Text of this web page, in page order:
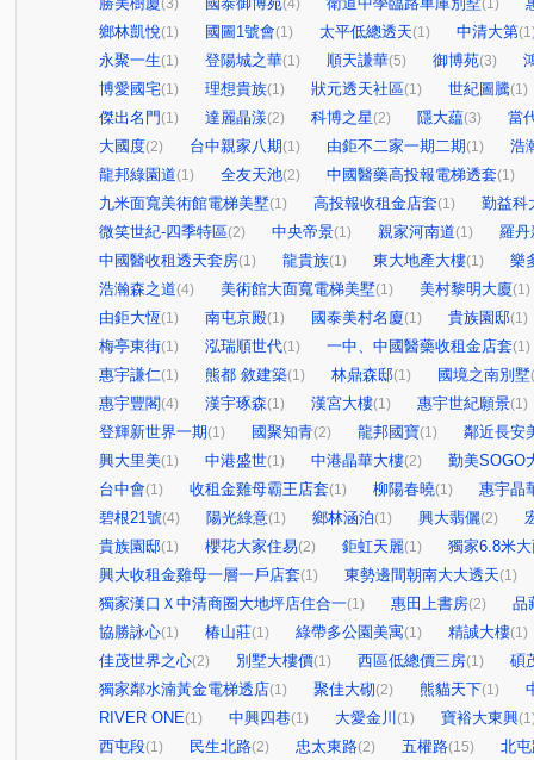
(3) (4) (1)
鄉林凱悅(1) 國圖1號會(1) 太平低總透天(1) 中清大第
永聚一生(1) 登陽城之華(1) 順天謙華(5) 御博苑(3)
博愛國宅(1) 理想貴族(1) 狀元透天社區(1) 世紀圖騰(1)
傑出名門 (1) 達麗晶漾(2) 科博之星(2) 隱大藴(3)
當
大國度(2) 台中親家八期(1) 由鉅不二家一期二期(1)
浩
龍邦綠園道(1) 全友天池(2) 中國醫藥高投報電梯透套(1)
九米面寬美術館電梯美墅(1) 高投報收租金店套(1)
勤益科
微笑世紀-四季特區(2) 中央帝景(1) 親家河南道(1)
羅丹
中國醫收租透天套房(1) 龍貴族(1) 東大地產大樓(1)
樂
浩瀚森之道(4) 美術館大面寬電梯美墅(1) 美村黎明大廈(1)
由鉅大恆(1) 南屯京殿(1) 國泰美村名廈(1) 貴族園邸(1)
梅亭東街(1) 泓瑞順世代(1) 一中、中國醫藥收租金店套(1)
惠宇謙仁(1) 熊都 敘建築(1) 林鼎森邸(1) 國境之南別墅
惠宇豐閣(4) 漢宇琢森(1) 漢宮大樓(1) 惠宇世紀願景(1)
登輝新世界一期(1) 國聚知青(2) 龍邦國寶(1)
鄰近長安
興大里美(1) 中港盛世(1) 中港晶華大樓(2)
勤美SOGO
台中會(1) 收租金雞母霸王店套(1) 柳陽春曉(1)
惠宇晶
碧根21號(4) 陽光綠意(1) 鄉林涵泊(1) 興大翡儷(2)
貴族園邸(1) 櫻花大家住易(2) 鉅虹天麗(1)
獨家6.8米
興大收租金雞母一層一戶店套(1) 東勢邊間朝南大大透天(1)
獨家漢口Ｘ中清商圈大地坪店住合一(1) 惠田上書房(2)
品
協勝詠心(1) 椿山莊(1) 綠帶多公園美寓(1) 精誠大樓(1)
佳茂世界之心(2) 別墅大樓價(1) 西區低總價三房(1)
碩
獨家鄰水湳黃金電梯透店(1) 聚佳大砌(2) 熊貓天下(1)
RIVER ONE(1) 中興四巷(1) 大愛金川 (1) 寶裕大東興
西屯段(1) 民生北路(2) 忠太東路(2) 五權路(15)
北